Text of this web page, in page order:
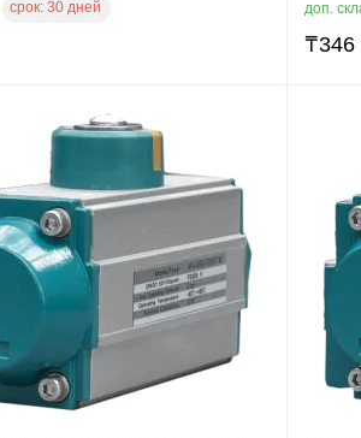
срок: 30 дней доп.
₸346